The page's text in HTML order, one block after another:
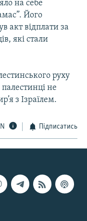
на себе
Його
акт відплати за
які стали
руху
не
з Ізраїлем.
Підписатись